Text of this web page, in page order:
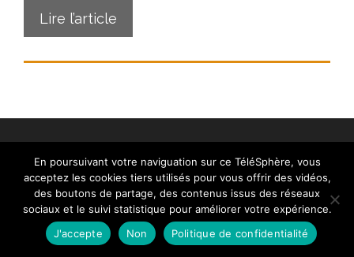
Lire l’article
Contact| Mentions légales|Crédits |Politique de
cookies (UE)| © telesphere.fr 2026
En poursuivant votre naviguation sur ce TéléSphère, vous
acceptez les cookies tiers utilisés pour vous offrir des vidéos,
des boutons de partage, des contenus issus des réseaux
sociaux et le suivi statistique pour améliorer votre expérience.
J'accepte
Non Politique de confidentialité